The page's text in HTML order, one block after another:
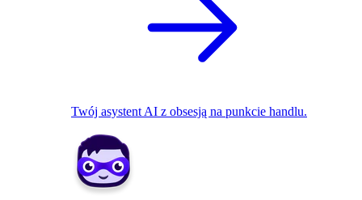
Twój asystent AI z obsesją na punkcie handlu.